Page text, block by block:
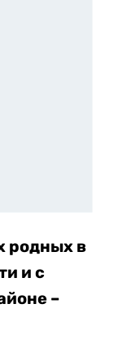
родных в
и с
–